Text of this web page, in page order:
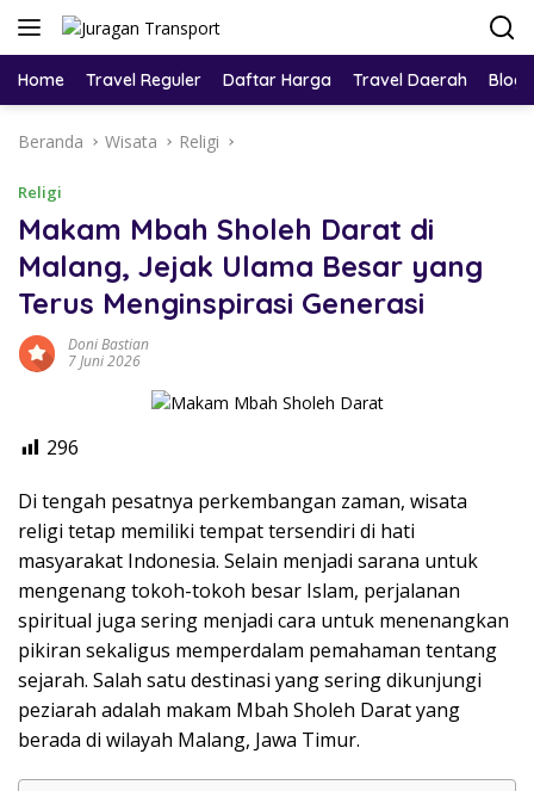
Home Travel Reguler Daftar Harga Travel Daerah Blog
Beranda Wisata Religi
Religi
Makam Mbah Sholeh Darat di
Malang, Jejak Ulama Besar yang
Terus Menginspirasi Generasi
Doni Bastian
7 Juni 2026
296
Di tengah pesatnya perkembangan zaman, wisata
religi tetap memiliki tempat tersendiri di hati
masyarakat Indonesia. Selain menjadi sarana untuk
mengenang tokoh-tokoh besar Islam, perjalanan
spiritual juga sering menjadi cara untuk menenangkan
pikiran sekaligus memperdalam pemahaman tentang
sejarah. Salah satu destinasi yang sering dikunjungi
peziarah adalah makam Mbah Sholeh Darat yang
berada di wilayah Malang, Jawa Timur.